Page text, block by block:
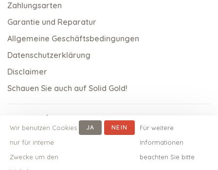
Zahlungsarten
Garantie und Reparatur
Allgemeine Geschäftsbedingungen
Datenschutzerklärung
Disclaimer
Schauen Sie auch auf Solid Gold!
Wir benutzen Cookies
nur für interne
Zwecke um den
JA NEIN
Für weitere
Informationen
beachten Sie bitte